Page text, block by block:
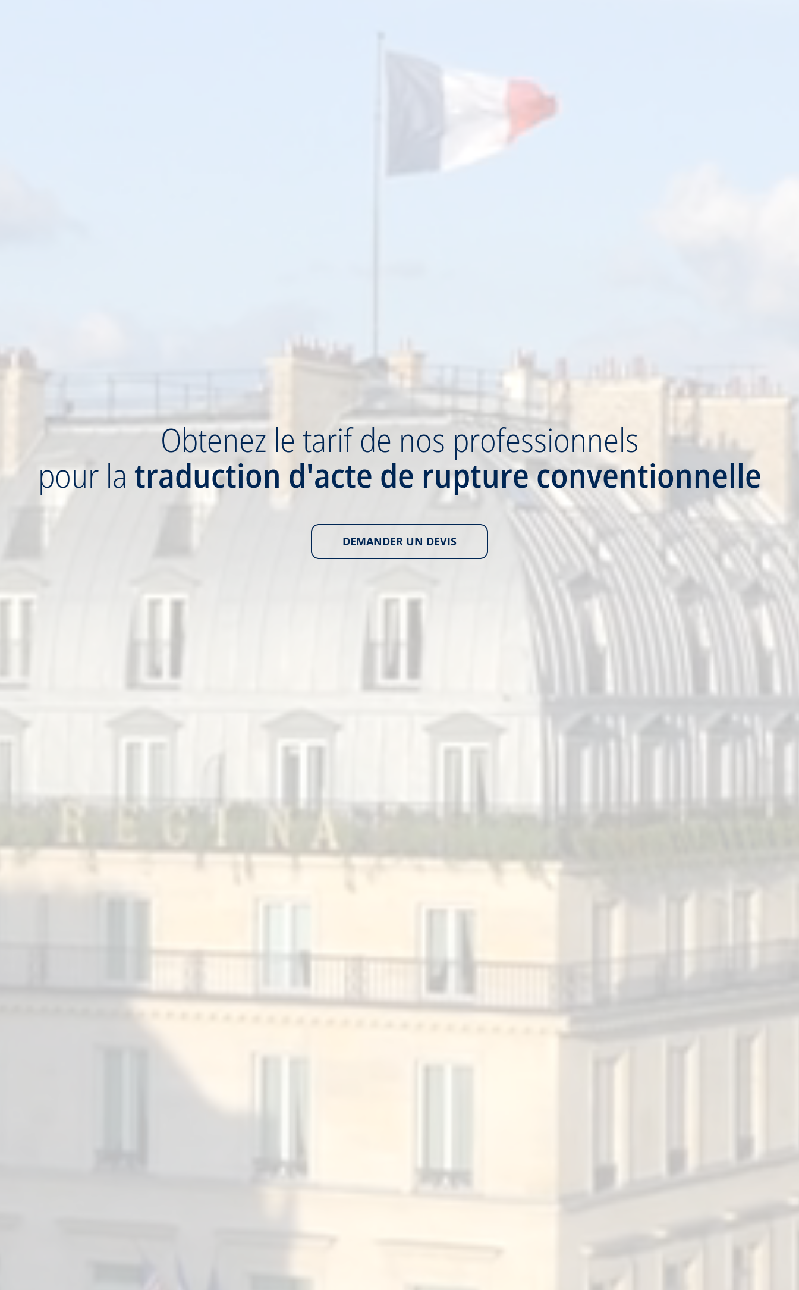
Obtenez le tarifde nos professionnels
pour la traduction d'acte de rupture conventionnelle
DEMANDER UN DEVIS